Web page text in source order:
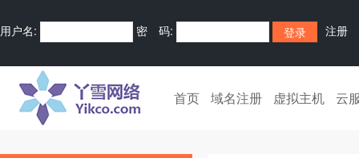
用户名: 密 码: 注册
首页 域名注册 虚拟主机 云